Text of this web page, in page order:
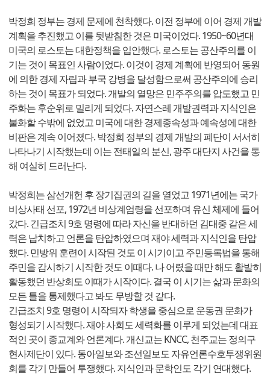
박정희 정부는 경제 문제에 천착했다. 이전 정부에 이어 경제 개발
계획을 추진했고 이를 뒷받침한 것은 미국이었다. 1950~60년대
미국의 로스토는 대한정책을 입안했다. 로스토는 공산주의를 이
기는 것이 목표인 사람이었다. 이것이 경제 계획에 반영되어 동원
에 의한 경제 자립과 부국 강병을 달성함으로써 공산주의에 승리
하는 것이 목표가 되었다. 개발의 열망은 민주주의를 압도했고 민
주화는 후순위로 밀리게 되었다. 자연스레 개발권력과 지식인은
불화할 수밖에 없었고 미국에 대한 경제종속성과 예속성에 대한
비판은 계속 이어졌다. 박정희 정부의 경제 개발의 폐단이 서서히
나타나기 시작했는데 이는 전태일의 분신, 광주 대단지 사건을 통
해 여실히 드러난다.
박정희는 삼선개헌 후 장기집권의 길을 열었고 1971년에는 국가
비상사태 선포, 1972년 비상계엄령을 선포하며 유신 체제에 들어
갔다. 긴급조치 9호 명령에 따라 자신을 반대하던 김대중 같은 세
력은 납치하고 언론을 탄압하였으며 재야 세력과 지식인을 탄압
했다. 민방위 훈련이 시작된 것도 이 시기이고 주민등록법을 통해
주민을 감시하기 시작한 것도 이때다. 나 어렸을 때만 해도 활발히
활동했던 반상회도 이때가 시작이다. 결국 이 시기는 삶과 문화의
모든 틀을 통제했다고 봐도 무방할 것 같다.
긴급조치 9호 명령이 시작되자 학생을 중심으로 운동권 문화가
형성되기 시작했다. 재야 사회도 세력화를 이루게 되었는데 대표
적인 곳이 종교계와 언론계다. 개신교는 KNCC, 천주교는 정의구
현사제단이 있다. 동아일보와 조선일보도 자유언론수호투쟁위원
회를 각기 만들어 투쟁했다. 지식인과 문학인도 각기 연대했다.